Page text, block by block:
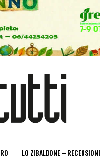
LO ZIBALDONE – RECENSIONI